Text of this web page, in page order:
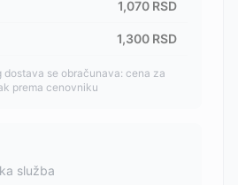
1,070 RSD
1,300 RSD
se obračunava: cena za
prema cenovniku
služba